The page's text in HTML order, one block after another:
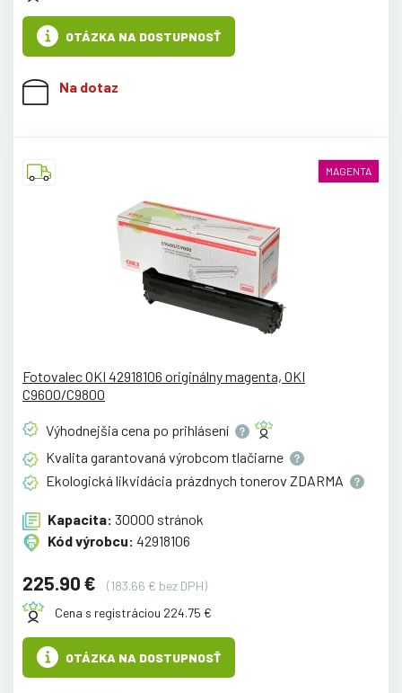
OTÁZKA NA DOSTUPNOSŤ
Na dotaz
MAGENTA
Fotovalec OKI 42918106 originálny magenta, OKI
C9600/C9800
Výhodnejšia cena po prihlásení
Kvalita garantovaná výrobcom tlačiarne
Ekologická likvidácia prázdnych tonerov ZDARMA
Kapacita: 30000 stránok
Kód výrobcu: 42918106
225.90 €
(183.66 € bez DPH)
Cena s registráciou 224.75 €
OTÁZKA NA DOSTUPNOSŤ